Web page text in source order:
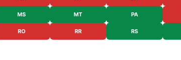
MS MT PA
RO RR RS